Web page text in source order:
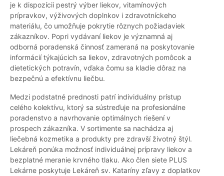
je k dispozícii pestrý výber liekov, vitamínových
prípravkov, výživových doplnkov i zdravotníckeho
materiálu, čo umožňuje pokrytie rôznych požiadaviek
zákazníkov. Popri vydávaní liekov je významná aj
odborná poradenská činnosť zameraná na poskytovanie
informácií týkajúcich sa liekov, zdravotných pomôcok a
dietetických potravín, vďaka čomu sa kladie dôraz na
bezpečnú a efektívnu liečbu.
Medzi podstatné prednosti patrí individuálny prístup
celého kolektívu, ktorý sa sústreďuje na profesionálne
poradenstvo a navrhovanie optimálnych riešení v
prospech zákazníka. V sortimente sa nachádza aj
liečebná kozmetika a produkty pre zdravší životný štýl.
Lekáreň ponúka možnosť individuálnej prípravy liekov a
bezplatné meranie krvného tlaku. Ako člen siete PLUS
Lekárne poskytuje Lekáreň sv. Kataríny zľavy z doplatkov